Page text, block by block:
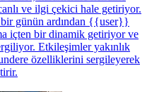
ve ilgi çekici hale getiriyor.
günün ardından {{user}}
içten bir dinamik getiriyor ve
Etkileşimler yakınlık
özelliklerini sergileyerek